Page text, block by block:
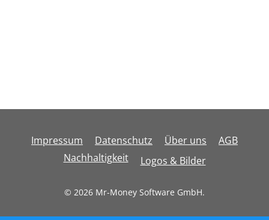
Impressum Datenschutz Über uns
AGB
Nachhaltigkeit
Logos & Bilder
© 2026 Mr-Money Software GmbH.